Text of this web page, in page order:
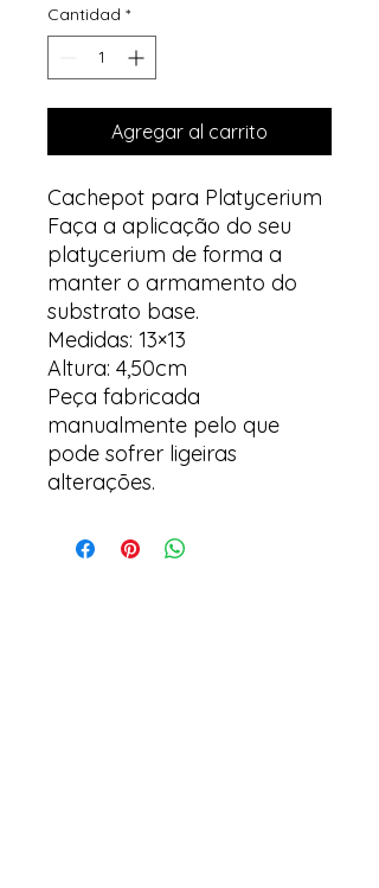
Cantidad *
Agregar al carrito
Cachepot para Platycerium
Faça a aplicação do seu
platycerium de forma a
manter o armamento do
substrato base.
Medidas: 13×13
Altura: 4,50cm
Peça fabricada
manualmente pelo que
pode sofrer ligeiras
alterações.